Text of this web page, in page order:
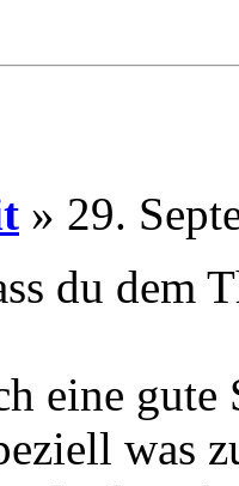
» 29.
du dem
eine
was